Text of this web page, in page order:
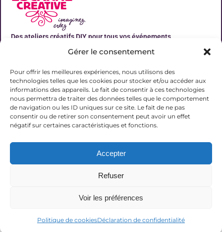
Gérer le consentement
Pour offrir les meilleures expériences, nous utilisons des
technologies telles que les cookies pour stocker et/ou accéder aux
informations des appareils. Le fait de consentir à ces technologies
nous permettra de traiter des données telles que le comportement
de navigation ou les ID uniques sur ce site. Le fait de ne pas
consentir ou de retirer son consentement peut avoir un effet
négatif sur certaines caractéristiques et fonctions.
Accepter
Refuser
Voir les préférences
Politique de cookiesDéclaration de confidentialité
Des ateliers créatifs DIY pour tous vos événements
Liens utiles
Contact
06 31 19 51 92
77700 Magny le Hongre